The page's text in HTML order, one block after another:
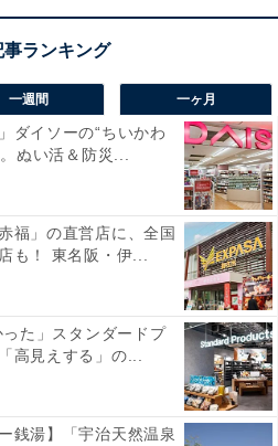
一週間 一ヶ月
ダイソーの“ちいかわ
ぬい活＆防災...
福」の直営店に、全国
も！ 東名阪・伊...
った」スタンダードプ
高見えする」の...
銭湯】「宇治天然温泉